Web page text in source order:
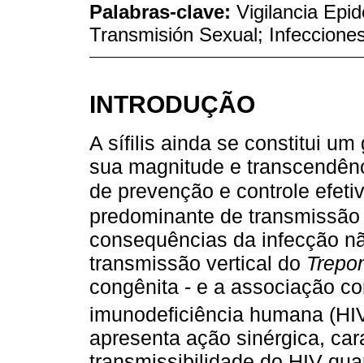
Palabras-clave: Vigilancia
Transmisión Sexual;
INTRODUÇÃO
A sífilis ainda se constitui um
sua magnitude e
de prevenção e controle
predominante de
consequências da infecção
transmissão vertical do
congênita - e a associação
imunodeficiência humana
apresenta ação sinérgica,